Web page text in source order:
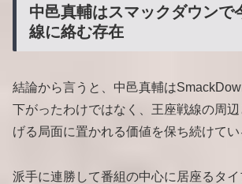
中邑真輔はスマックダウンで
線に絡む存在
結論から言うと、中邑真輔は
下がったわけではなく、王座戦線の周
げる局面に置かれる価値を保ち続けてい
派手に連勝して番組の中心に居座るタ